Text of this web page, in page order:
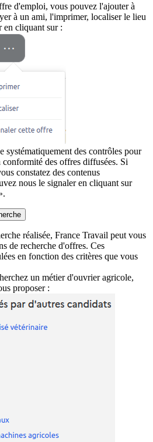
d'emploi, vous pouvez l'ajouter à
à un ami, l'imprimer, localiser le lieu
en cliquant sur :
systématiquement des contrôles pour
des offres diffusées. Si
constatez des contenus
nous le signaler en cliquant sur
réalisée, France Travail peut vous
de recherche d'offres. Ces
en fonction des critères que vous
un métier d'ouvrier agricole,
proposer :